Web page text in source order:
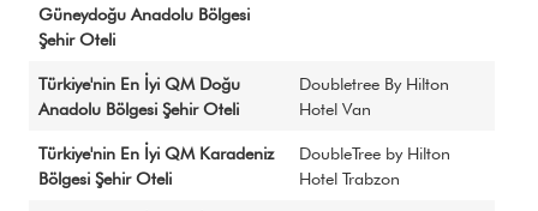
Güneydoğu Anadolu Bölgesi
Şehir Oteli
Türkiye'nin En İyi QM Doğu
Anadolu Bölgesi Şehir Oteli
Doubletree By Hilton
Hotel Van
Türkiye'nin En İyi QM Karadeniz
Bölgesi Şehir Oteli
DoubleTree by Hilton
Hotel Trabzon